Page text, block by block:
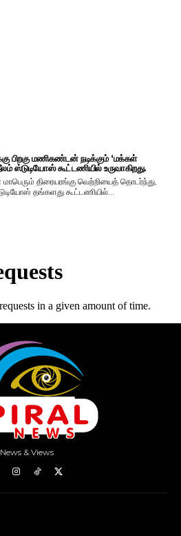
பிறகு மணிகண்டன் நடிக்கும் ‘மக்கள்
ஸ்டுடியோஸ் கூட்டணியில் உருவாகிறது.
திரையரங்கு வெற்றியைத் தொடர்ந்து,
தங்களது கூட்டணியில்...
News & Views